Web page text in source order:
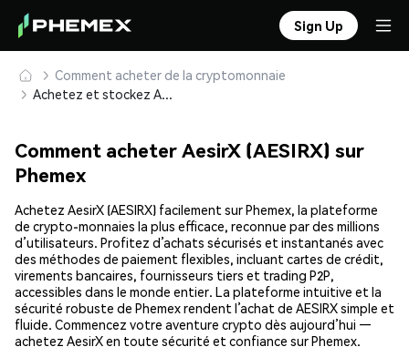
Sign Up
Comment acheter de la cryptomonnaie
Achetez et stockez AesirX (AESIRX) en toute sécurité
Comment acheter AesirX (AESIRX) sur
Phemex
Achetez AesirX (AESIRX) facilement sur Phemex, la plateforme
de crypto-monnaies la plus efficace, reconnue par des millions
d’utilisateurs. Profitez d’achats sécurisés et instantanés avec
des méthodes de paiement flexibles, incluant cartes de crédit,
virements bancaires, fournisseurs tiers et trading P2P,
accessibles dans le monde entier. La plateforme intuitive et la
sécurité robuste de Phemex rendent l’achat de AESIRX simple et
fluide. Commencez votre aventure crypto dès aujourd’hui —
achetez AesirX en toute sécurité et confiance sur Phemex.